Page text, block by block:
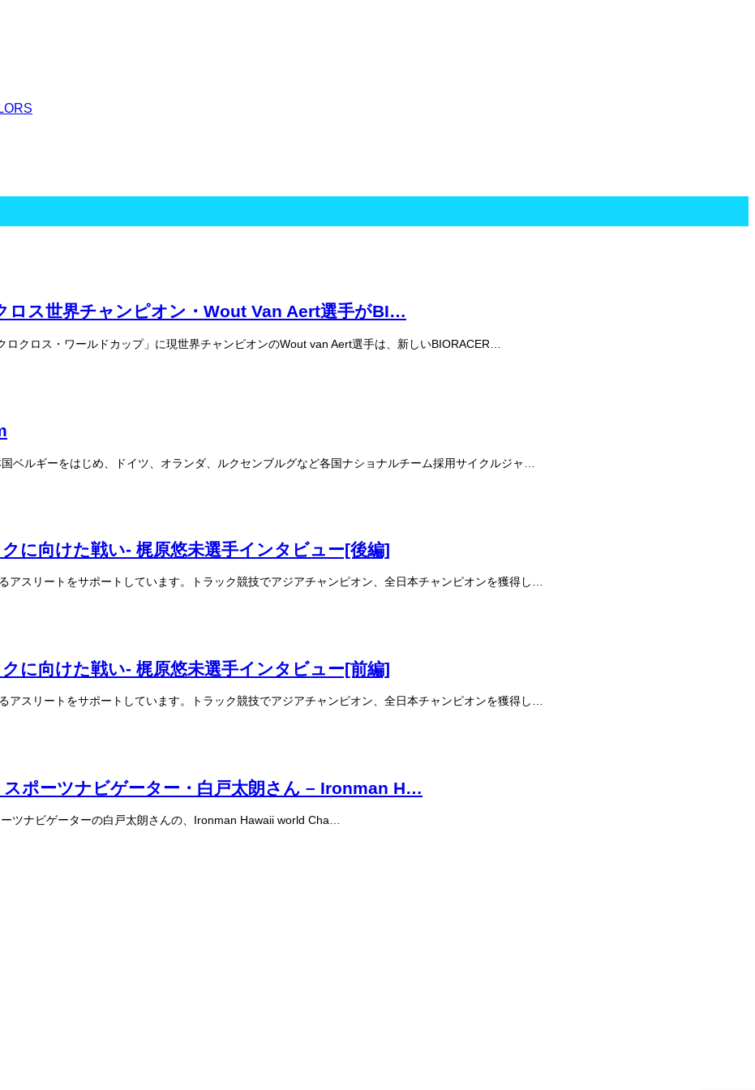
ロス世界チャンピオン・Wout Van Aert選手がBI…
クロス・ワールドカップ」に現世界チャンピオンのWout van Aert選手は、新しいBIORACER…
ベルギーをはじめ、ドイツ、オランダ、ルクセンブルグなど各国ナショナルチーム採用サイクルジャ…
に向けた戦い- 梶原悠未選手インタビュー[後編]
アスリートをサポートしています。トラック競技でアジアチャンピオン、全日本チャンピオンを獲得し…
に向けた戦い- 梶原悠未選手インタビュー[前編]
アスリートをサポートしています。トラック競技でアジアチャンピオン、全日本チャンピオンを獲得し…
スポーツナビゲーター・白戸太朗さん – Ironman H…
ツナビゲーターの白戸太朗さんの、Ironman Hawaii world Cha…